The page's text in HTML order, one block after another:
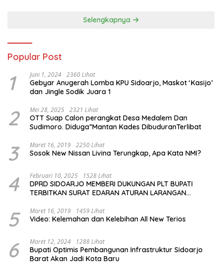
Selengkapnya
Popular Post
1 Juni 1, 2024 2360 Lihat
Gebyar Anugerah Lomba KPU Sidoarjo, Maskot ‘Kasijo’
dan Jingle Sodik Juara 1
2 Mei 28, 2025 2321 Lihat
OTT Suap Calon perangkat Desa Medalem Dan
Sudimoro. Diduga”Mantan Kades DibuduranTerlibat
3 Maret 16, 2019 2250 Lihat
Sosok New Nissan Livina Terungkap, Apa Kata NMI?
4 Februari 10, 2025 1528 Lihat
DPRD SIDOARJO MEMBERI DUKUNGAN PLT BUPATI
TERBITKAN SURAT EDARAN ATURAN LARANGAN
KELUAR KOTA
5 Maret 16, 2019 1459 Lihat
Video: Kelemahan dan Kelebihan All New Terios
6 Maret 12, 2024 1288 Lihat
Bupati Optimis Pembangunan Infrastruktur Sidoarjo
Barat Akan Jadi Kota Baru